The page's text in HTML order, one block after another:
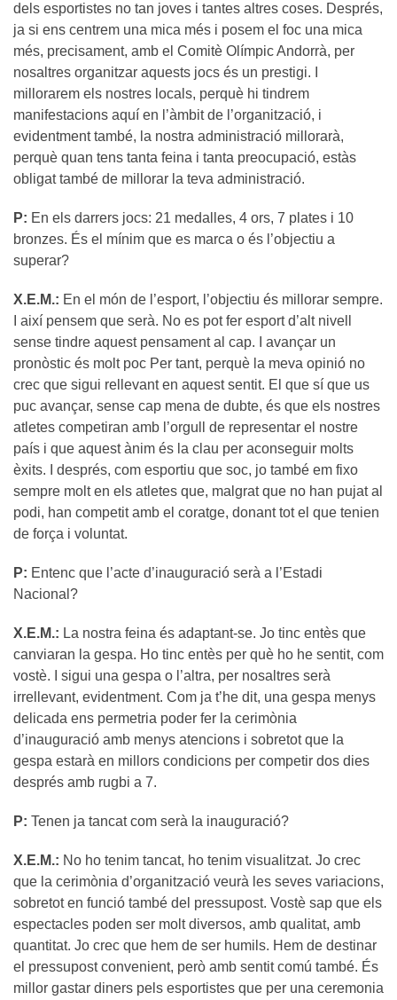
dels esportistes no tan joves i tantes altres coses. Després,
ja si ens centrem una mica més i posem el foc una mica
més, precisament, amb el Comitè Olímpic Andorrà, per
nosaltres organitzar aquests jocs és un prestigi. I
millorarem els nostres locals, perquè hi tindrem
manifestacions aquí en l’àmbit de l’organització, i
evidentment també, la nostra administració millorarà,
perquè quan tens tanta feina i tanta preocupació, estàs
obligat també de millorar la teva administració.
P: En els darrers jocs: 21 medalles, 4 ors, 7 plates i 10
bronzes. És el mínim que es marca o és l’objectiu a
superar?
X.E.M.: En el món de l’esport, l’objectiu és millorar sempre.
I així pensem que serà. No es pot fer esport d’alt nivell
sense tindre aquest pensament al cap. I avançar un
pronòstic és molt poc Per tant, perquè la meva opinió no
crec que sigui rellevant en aquest sentit. El que sí que us
puc avançar, sense cap mena de dubte, és que els nostres
atletes competiran amb l’orgull de representar el nostre
país i que aquest ànim és la clau per aconseguir molts
èxits. I després, com esportiu que soc, jo també em fixo
sempre molt en els atletes que, malgrat que no han pujat al
podi, han competit amb el coratge, donant tot el que tenien
de força i voluntat.
P: Entenc que l’acte d’inauguració serà a l’Estadi
Nacional?
X.E.M.: La nostra feina és adaptant-se. Jo tinc entès que
canviaran la gespa. Ho tinc entès per què ho he sentit, com
vostè. I sigui una gespa o l’altra, per nosaltres serà
irrellevant, evidentment. Com ja t’he dit, una gespa menys
delicada ens permetria poder fer la cerimònia
d’inauguració amb menys atencions i sobretot que la
gespa estarà en millors condicions per competir dos dies
després amb rugbi a 7.
P: Tenen ja tancat com serà la inauguració?
X.E.M.: No ho tenim tancat, ho tenim visualitzat. Jo crec
que la cerimònia d’organització veurà les seves variacions,
sobretot en funció també del pressupost. Vostè sap que els
espectacles poden ser molt diversos, amb qualitat, amb
quantitat. Jo crec que hem de ser humils. Hem de destinar
el pressupost convenient, però amb sentit comú també. És
millor gastar diners pels esportistes que per una ceremonia